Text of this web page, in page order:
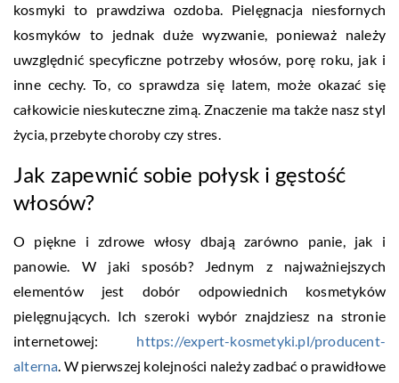
kosmyki to prawdziwa ozdoba. Pielęgnacja niesfornych
kosmyków to jednak duże wyzwanie, ponieważ należy
uwzględnić specyficzne potrzeby włosów, porę roku, jak i
inne cechy. To, co sprawdza się latem, może okazać się
całkowicie nieskuteczne zimą. Znaczenie ma także nasz styl
życia, przebyte choroby czy stres.
Jak zapewnić sobie połysk i gęstość
włosów?
O piękne i zdrowe włosy dbają zarówno panie, jak i
panowie. W jaki sposób? Jednym z najważniejszych
elementów jest dobór odpowiednich kosmetyków
pielęgnujących. Ich szeroki wybór znajdziesz na stronie
internetowej: https://expert-kosmetyki.pl/producent-
alterna. W pierwszej kolejności należy zadbać o prawidłowe